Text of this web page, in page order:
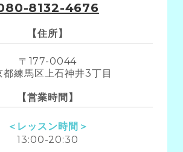
8132-4676
【住所】
〒177-0044
都練馬区上石神井3丁目
【営業時間】
＜レッスン時間＞
13:00-20:30